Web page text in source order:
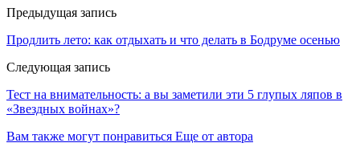
Предыдущая запись
Продлить лето: как отдыхать и что делать в Бодруме осенью
Следующая запись
Тест на внимательность: а вы заметили эти 5 глупых ляпов в
«Звездных войнах»?
Вам также могут понравиться Еще от автора